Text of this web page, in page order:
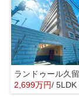
2,699万円/ 5LDK